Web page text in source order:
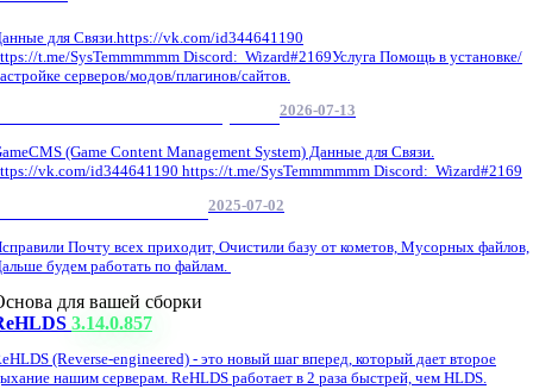
для Связи.https://vk.com/id344641190
t.me/SysTemmmmmm Discord: Wizard#2169Услуга Помощь в установке/
серверов/модов/плагинов/сайтов.
2026-07-13
(Game Content Management System) Данные для Связи.
vk.com/id344641190 https://t.me/SysTemmmmmm Discord: Wizard#2169
2025-07-02
Почту всех приходит, Очистили базу от кометов, Мусорных файлов,
будем работать по файлам.
для вашей сборки
3.14.0.857
(Reverse-engineered) - это новый шаг вперед, который дает второе
нашим серверам. ReHLDS работает в 2 раза быстрей, чем HLDS.